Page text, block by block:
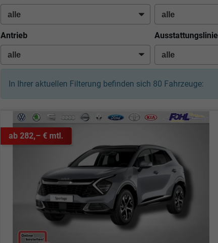
Antrieb Ausstattungslinie
In Ihrer aktuellen Filterung befinden sich 80 Fahrzeuge:
ab 282,– € mtl.